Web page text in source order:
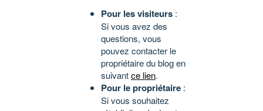
Pour les visiteurs :
Si vous avez des
questions, vous
pouvez contacter le
propriétaire du blog en
suivantce lien.
Pour le propriétaire :
Si vous souhaitez